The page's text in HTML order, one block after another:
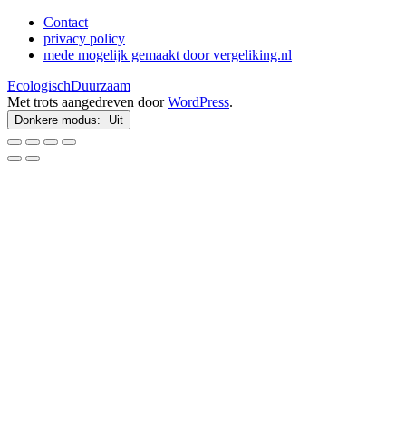
Contact
privacy policy
mede mogelijk gemaakt door vergeliking.nl
EcologischDuurzaam
Met trots aangedreven doorWordPress.
Donkere modus: